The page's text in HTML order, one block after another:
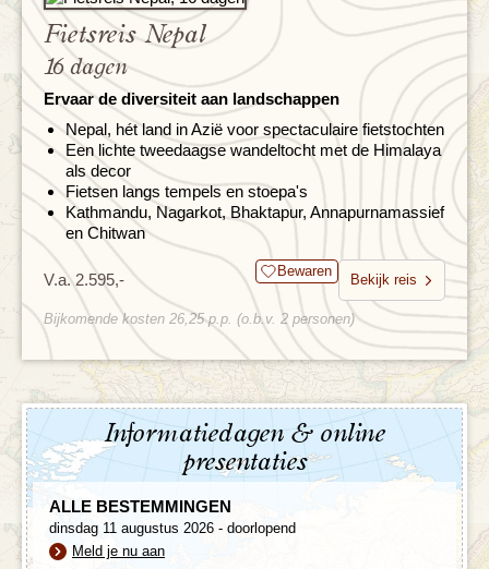
Fietsreis Nepal
16 dagen
Ervaar de diversiteit aan landschappen
Nepal, hét land in Azië voor spectaculaire fietstochten
Een lichte tweedaagse wandeltocht met de Himalaya
als decor
Fietsen langs tempels en stoepa's
Kathmandu, Nagarkot, Bhaktapur, Annapurnamassief
en Chitwan
V.a. 2.595,- Bewaren
Bekijk reis
Bijkomende kosten 26,25 p.p. (o.b.v. 2 personen)
Informatiedagen & online
presentaties
ALLE BESTEMMINGEN
dinsdag 11 augustus 2026 - doorlopend
Meld je nu aan